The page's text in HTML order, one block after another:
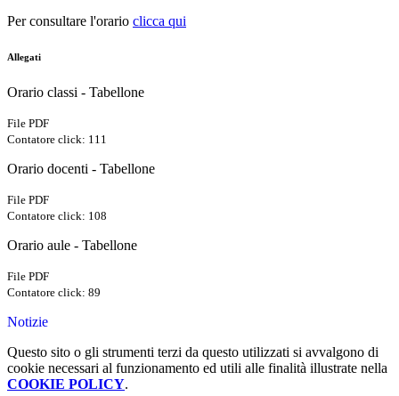
Per consultare l'orario clicca qui
Allegati
Orario classi - Tabellone
File PDF
Contatore click: 111
Orario docenti - Tabellone
File PDF
Contatore click: 108
Orario aule - Tabellone
File PDF
Contatore click: 89
Notizie
Questo sito o gli strumenti terzi da questo utilizzati si avvalgono di
cookie necessari al funzionamento ed utili alle finalità illustrate nella
COOKIE POLICY.